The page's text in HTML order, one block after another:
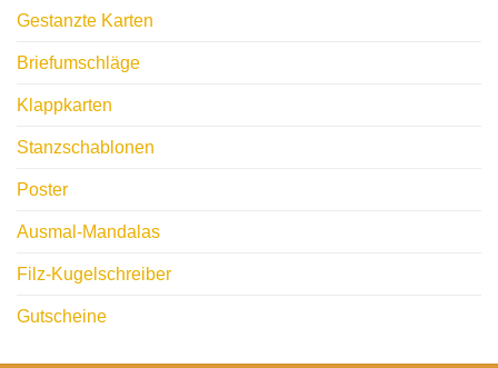
Gestanzte Karten
Briefumschläge
Klappkarten
Stanzschablonen
Poster
Ausmal-Mandalas
Filz-Kugelschreiber
Gutscheine